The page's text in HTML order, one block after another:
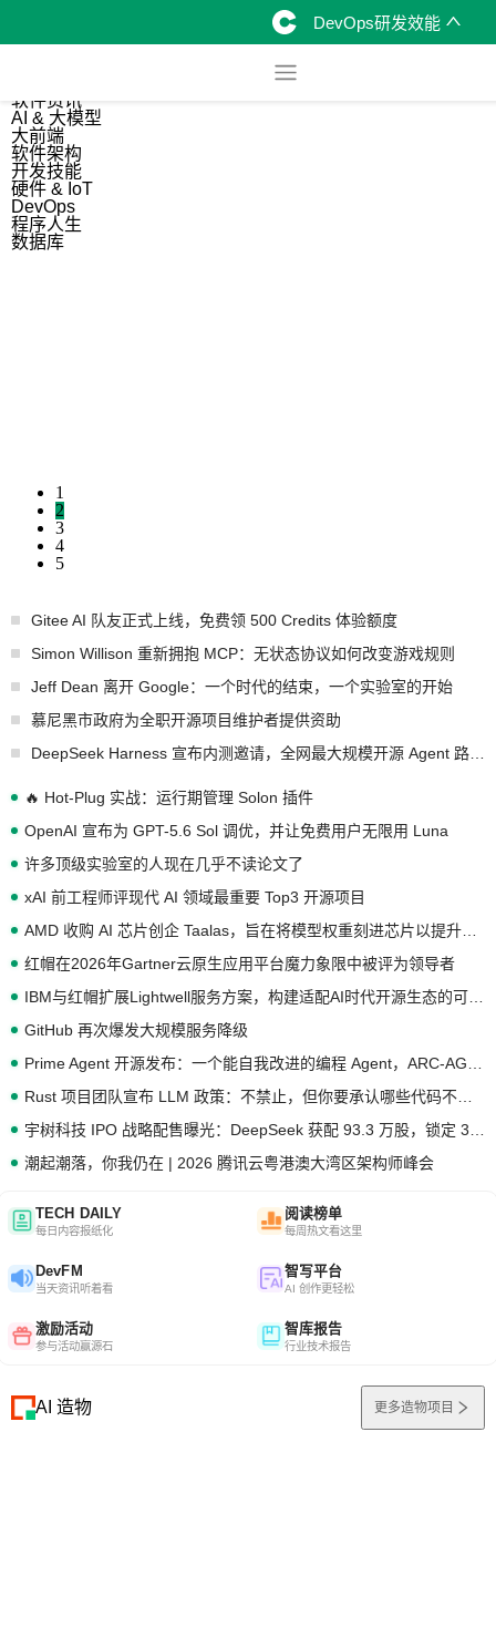
DevOps研发效能
软件资讯
AI & 大模型
大前端
软件架构
开发技能
硬件 & IoT
DevOps
程序人生
数据库
1
2
3
4
5
Gitee AI 队友正式上线，免费领 500 Credits 体验额度
Simon Willison 重新拥抱 MCP：无状态协议如何改变游戏规则
Jeff Dean 离开 Google：一个时代的结束，一个实验室的开始
慕尼黑市政府为全职开源项目维护者提供资助
🔥 Hot-Plug 实战：运行期管理 Solon 插件
OpenAI 宣布为 GPT-5.6 Sol 调优，并让免费用户无限用 Luna
许多顶级实验室的人现在几乎不读论文了
xAI 前工程师评现代 AI 领域最重要 Top3 开源项目
红帽在2026年Gartner云原生应用平台魔力象限中被评为领导者
GitHub 再次爆发大规模服务降级
潮起潮落，你我仍在 | 2026 腾讯云粤港澳大湾区架构师峰会
TECH DAILY
每日内容报纸化
阅读榜单
每周热文看这里
DevFM
当天资讯听着看
智写平台
AI 创作更轻松
激励活动
参与活动赢源石
智库报告
行业技术报告
AI 造物 更多造物项目